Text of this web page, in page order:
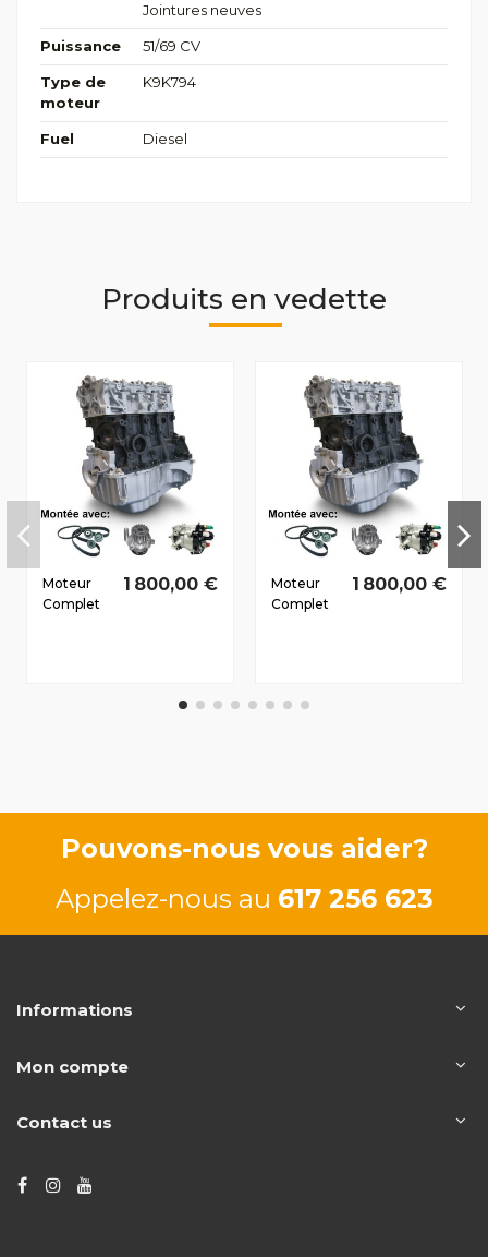
Jointures neuves
Puissance 51/69 CV
Type de
moteur
K9K794
Fuel Diesel
Produits en vedette
Moteur
Complet
1 800,00 €
Moteur
Complet
K9K796
1 800,00 €
Pouvons-nous vous aider?
Appelez-nous au 617 256 623
Informations
Mon compte
Contact us